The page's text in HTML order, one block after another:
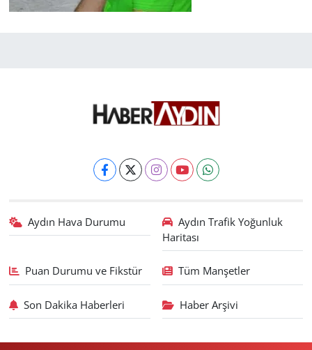
Aydın Hava Durumu
Aydın Trafik Yoğunluk
Haritası
Puan Durumu ve Fikstür Tüm Manşetler
Son Dakika Haberleri Haber Arşivi